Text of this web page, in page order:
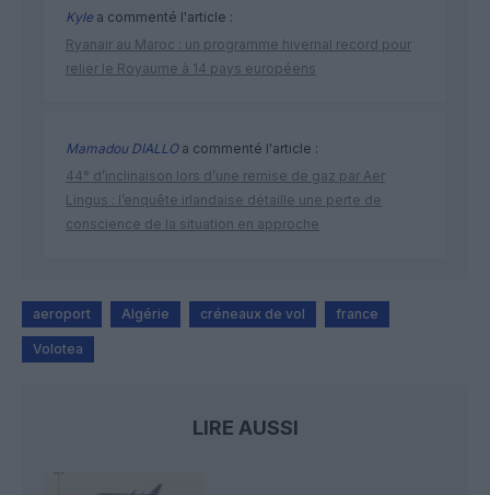
Kylea commenté l'article :
Ryanair au Maroc : un programme hivernal record pour
relier le Royaume à 14 pays européens
Mamadou DIALLOa commenté l'article :
44° d’inclinaison lors d’une remise de gaz par Aer
Lingus : l’enquête irlandaise détaille une perte de
conscience de la situation en approche
aeroport Algérie créneaux de vol france
Volotea
LIRE AUSSI